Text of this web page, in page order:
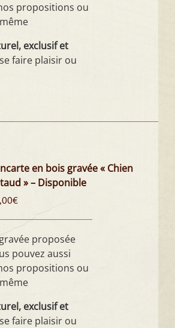
propositions ou
exclusif et
faire plaisir ou
en bois gravée « Chien
» – Disponible
€
proposée
pouvez aussi
propositions ou
exclusif et
faire plaisir ou